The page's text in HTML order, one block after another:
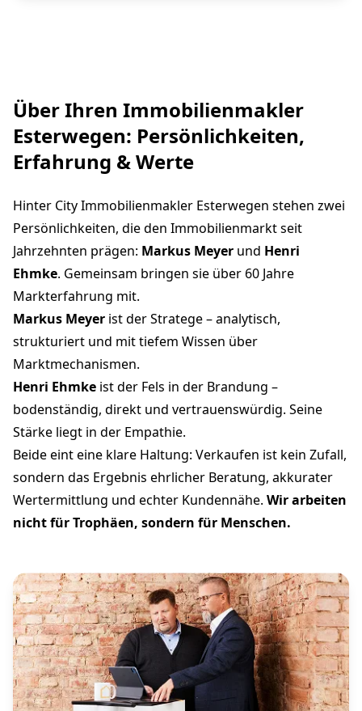
Über Ihren Immobilienmakler
Esterwegen: Persönlichkeiten,
Erfahrung & Werte
Hinter City Immobilienmakler Esterwegen stehen zwei
Persönlichkeiten, die den Immobilienmarkt seit
Jahrzehnten prägen: Markus Meyer und Henri
Ehmke. Gemeinsam bringen sie über 60 Jahre
Markterfahrung mit.
Markus Meyer ist der Stratege – analytisch,
strukturiert und mit tiefem Wissen über
Marktmechanismen.
Henri Ehmke ist der Fels in der Brandung –
bodenständig, direkt und vertrauenswürdig. Seine
Stärke liegt in der Empathie.
Beide eint eine klare Haltung: Verkaufen ist kein Zufall,
sondern das Ergebnis ehrlicher Beratung, akkurater
Wertermittlung und echter Kundennähe. Wir arbeiten
nicht für Trophäen, sondern für Menschen.